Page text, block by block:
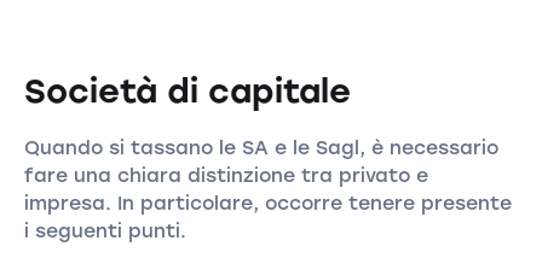
Società di capitale
Quando si tassano le SA e le Sagl, è necessario
fare una chiara distinzione tra privato e
impresa. In particolare, occorre tenere presente
i seguenti punti.